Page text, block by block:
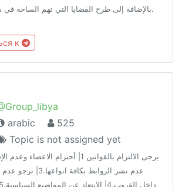
بالإضافة إلى طرح القضايا التي تهم الساحة في مجال التنمية الذاتية.
к
arabic
525
Topic is not assigned yet
عدم نشر الروابط